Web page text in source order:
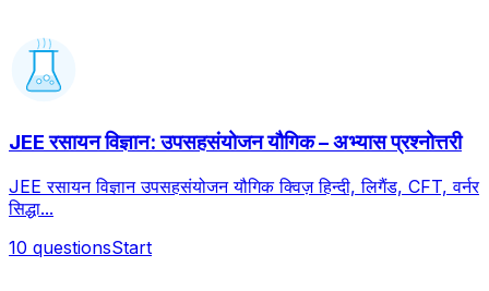
JEE रसायन विज्ञान: उपसहसंयोजन यौगिक – अभ्यास प्रश्नोत्तरी
JEE रसायन विज्ञान उपसहसंयोजन यौगिक क्विज़ हिन्दी, लिगैंड, CFT, वर्नर
सिद्धा...
10 questionsStart